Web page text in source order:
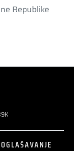
Republike
OGLAŠAVANJE